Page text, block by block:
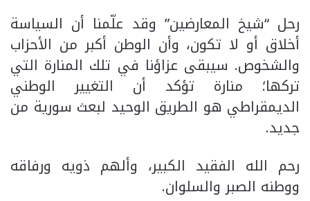
​رحل “شيخ المعارضين” وقد علّمنا أن السياسة
أخلاق أو لا تكون، وأن الوطن أكبر من الأحزاب
والشخوص. سيبقى عزاؤنا في تلك المنارة التي
تركها؛ منارة تؤكد أن التغيير الوطني
الديمقراطي هو الطريق الوحيد لبعث سورية من
جديد.
​رحم الله الفقيد الكبير، وألهم ذويه ورفاقه
ووطنه الصبر والسلوان.